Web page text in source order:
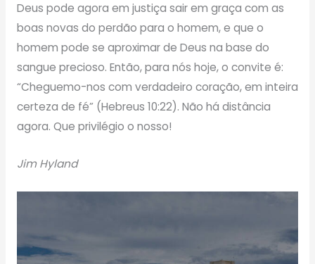
Deus pode agora em justiça sair em graça com as
boas novas do perdão para o homem, e que o
homem pode se aproximar de Deus na base do
sangue precioso. Então, para nós hoje, o convite é:
“Cheguemo-nos com verdadeiro coração, em inteira
certeza de fé” (Hebreus 10:22). Não há distância
agora. Que privilégio o nosso!
Jim Hyland